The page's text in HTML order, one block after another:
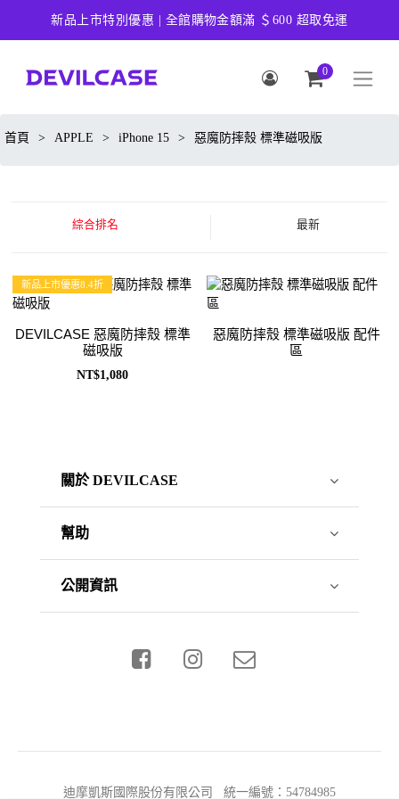
新品上市特別優惠 | 全館購物金額滿 ＄600 超取免運
0
首頁 > APPLE > iPhone 15 > 惡魔防摔殼 標準磁吸版
綜合排名 最新
新品上市優惠8.4折
DEVILCASE 惡魔防摔殼 標準
磁吸版
NT$1,080
惡魔防摔殼 標準磁吸版 配件
區
關於 DEVILCASE
幫助
公開資訊
迪摩凱斯國際股份有限公司 統一編號：54784985